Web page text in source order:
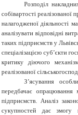
Розподіл
собівартості реалізованої
налагодженої діяльності
аналізувати відповідні
таких підприємств у
спеціалізацією суб’єкти
критику діючого
реалізованої
З’ясування
передбачає опрацювання
підприємств. Аналіз
сукупностей дає змогу